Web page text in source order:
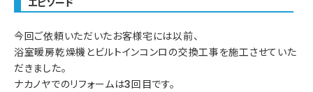
今回ご依頼いただいたお客様宅には以前、
浴室暖房乾燥機とビルトインコンロの交換工事を施工させていた
だきました。
ナカノヤでのリフォームは3回目です。